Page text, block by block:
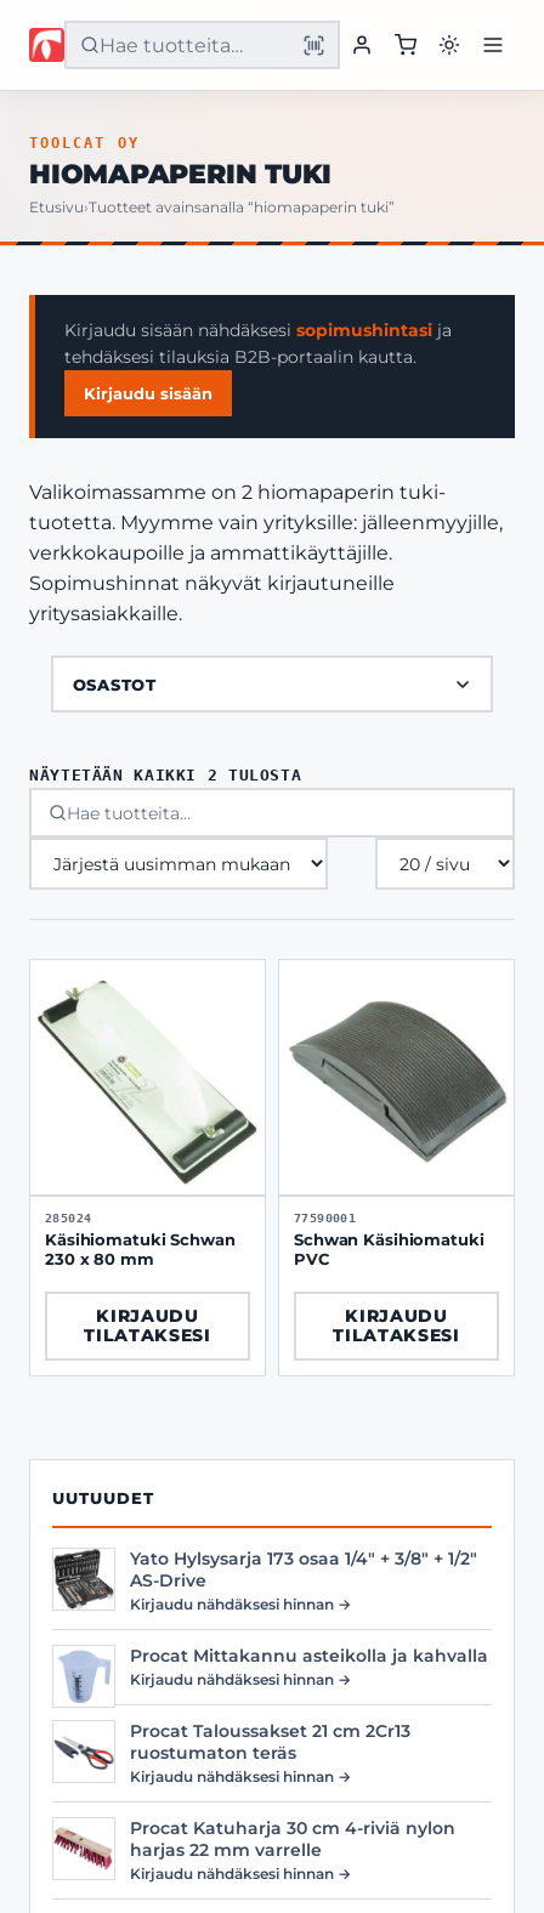
Etusivu
Yritys
Yhteystiedot
TOOLCAT OY
HIOMAPAPERIN TUKI
Etusivu›Tuotteet avainsanalla “hiomapaperin tuki”
Kirjaudu sisään nähdäksesi sopimushintasi ja
tehdäksesi tilauksia B2B-portaalin kautta.
Kirjaudu sisään
Valikoimassamme on 2 hiomapaperin tuki-
tuotetta. Myymme vain yrityksille: jälleenmyyjille,
verkkokaupoille ja ammattikäyttäjille.
Sopimushinnat näkyvät kirjautuneille
yritysasiakkaille.
OSASTOT
UUTUUDET
Yato Hylsysarja 173 osaa 1/4" + 3/8" + 1/2"
AS-Drive
Kirjaudu nähdäksesi hinnan →
Procat Mittakannu asteikolla ja kahvalla
Kirjaudu nähdäksesi hinnan →
Procat Taloussakset 21 cm 2Cr13
ruostumaton teräs
Kirjaudu nähdäksesi hinnan →
Procat Katuharja 30 cm 4-riviä nylon
harjas 22 mm varrelle
Kirjaudu nähdäksesi hinnan →
NÄYTETÄÄN KAIKKI 2 TULOSTASORTED
Tuotteita
sivulla
285024
Käsihiomatuki Schwan
230 x 80 mm
KIRJAUDU
TILATAKSESI
77590001
Schwan Käsihiomatuki
PVC
KIRJAUDU
TILATAKSESI